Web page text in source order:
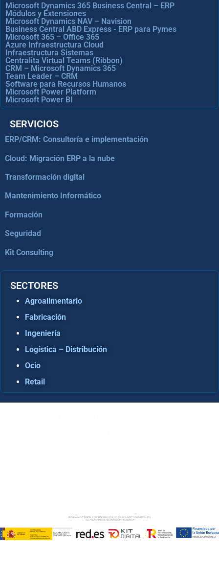
Microsoft Dynamics 365 Business Central – ERP
Módulos y Extensiones
Microsoft Dynamics NAV – Navision
Business Central ABD Express - ERP para Pymes
Microsoft 365 – Office 365
Azure Infraestructura Cloud
Infraestructura Sistemas
Centralita Virtual Teams (Ribbon)
CRM – Microsoft Dynamics 365
Team Leader – CRM
Software para Recursos Humanos
Microsoft Power Platform
Microsoft Power BI
SERVICIOS
ERP/CRM: Consultoría e implementación
Cloud: Migración ERP a la nube
Transformación digital
Mantenimiento Informático
Formación
Seguridad
Kit Consulting
SECTORES
Agroalimentario
Fabricación
Ingeniería
Logística – Distribución
Ocio
Retail